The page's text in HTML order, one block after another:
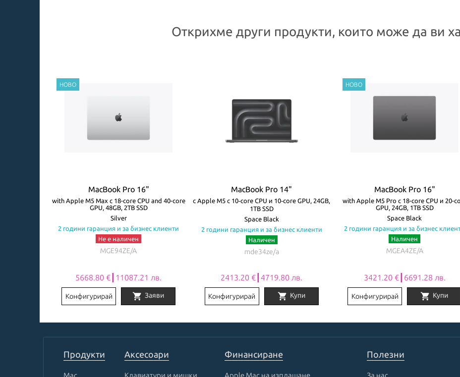
Открихме други продукти, които може да ви
MacBook Pro 16"
with Apple M5 Max с 18-core CPU and 40-core
GPU, 48GB, 2TB SSD
Silver
2 години гаранция и за бизнес клиенти
Не е наличен
MGE94ZE/A
5668.80 €┃11087.21 лв.
Конфигурирай shopping_cart Заяви
MacBook Pro 14"
с Apple M5 с 10‑core CPU и 10‑core GPU, 24GB,
1TB SSD
Space Black
2 години гаранция и за бизнес клиенти
Наличен
mde34ze/a
2413.20 €┃4719.80 лв.
Конфигурирай shopping_cart Купи
MacBook Pro 16"
with Apple M5 Pro с 18-core CPU и 20-
GPU, 24GB, 1TB SSD
Space Black
2 години гаранция и за бизнес
Наличен
MGEA4ZE/A
3421.20 €┃6691.28 лв.
Конфигурирай shopping_cart Купи
1
Продукти Аксесоари Финансиране Полезни